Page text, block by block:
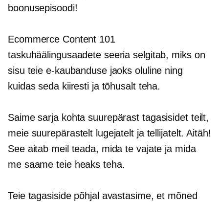
boonusepisoodi!
Ecommerce Content 101
taskuhäälingusaadete seeria selgitab, miks on
sisu teie e-kaubanduse jaoks oluline ning
kuidas seda kiiresti ja tõhusalt teha.
Saime sarja kohta suurepärast tagasisidet teilt,
meie suurepärastelt lugejatelt ja tellijatelt. Aitäh!
See aitab meil teada, mida te vajate ja mida
me saame teie heaks teha.
Teie tagasiside põhjal avastasime, et mõned